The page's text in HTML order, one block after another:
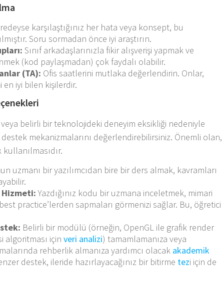
karşılaştığınız her hata veya konsept, bu
Soru sormadan önce iyi araştırın.
Sınıf arkadaşlarınızla fikir alışverişi yapmak ve
(kod paylaşmadan) çok faydalı olabilir.
(TA): Ofis saatlerini mutlaka değerlendirin. Onlar,
en iyi bilen kişilerdir.
belirli bir teknolojideki deneyim eksikliği nedeniyle
mekanizmalarını değerlendirebilirsiniz. Önemli olan,
uzmanı bir yazılımcıdan bire bir ders almak, kavramları
Hizmeti:Yazdığınız kodu bir uzmana inceletmek, mimari
practice’lerden sapmaları görmenizi sağlar. Bu, öğretici
Belirli bir modülü (örneğin, OpenGL ile grafik render
algoritması içinveri analizi) tamamlamanıza veya
rehberlik almanıza yardımcı olacak akademik
destek, ileride hazırlayacağınız bir bitirme tezi için de